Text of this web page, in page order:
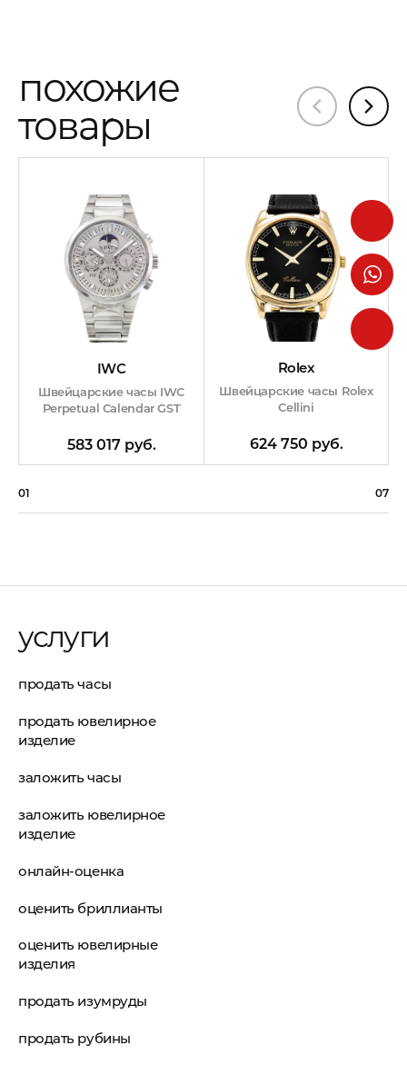
похожие
товары
IWC
Швейцарские часы IWC
Perpetual Calendar GST
583 017 руб.
Rolex
Швейцарские часы Rolex
Cellini
624 750 руб.
01 07
услуги
продать часы
продать ювелирное
изделие
заложить часы
заложить ювелирное
изделие
онлайн-оценка
оценить бриллианты
оценить ювелирные
изделия
продать изумруды
продать рубины